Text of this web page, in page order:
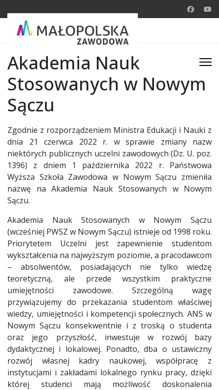
Akademia Nauk
Stosowanych w Nowym
Sączu
Zgodnie z rozporządzeniem Ministra Edukacji i Nauki z
dnia 21 czerwca 2022 r. w sprawie zmiany nazw
niektórych publicznych uczelni zawodowych (Dz. U. poz.
1396) z dniem 1 października 2022 r. Państwowa
Wyższa Szkoła Zawodowa w Nowym Sączu zmieniła
nazwę na Akademia Nauk Stosowanych w Nowym
Sączu.
Akademia Nauk Stosowanych w Nowym Sączu
(wcześniej PWSZ w Nowym Sączu) istnieje od 1998 roku.
Priorytetem Uczelni jest zapewnienie studentom
wykształcenia na najwyższym poziomie, a pracodawcom
– absolwentów, posiadających nie tylko wiedzę
teoretyczną, ale przede wszystkim praktyczne
umiejętności zawodowe. Szczególną wagę
przywiązujemy do przekazania studentom właściwej
wiedzy, umiejętności i kompetencji społecznych. ANS w
Nowym Sączu konsekwentnie i z troską o studenta
oraz jego przyszłość, inwestuje w rozwój bazy
dydaktycznej i lokalowej. Ponadto, dba o ustawiczny
rozwój własnej kadry naukowej, współpracę z
instytucjami i zakładami lokalnego rynku pracy, dzięki
której studenci mają możliwość doskonalenia